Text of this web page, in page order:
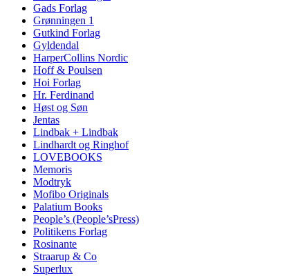
Gads Forlag
Grønningen 1
Gutkind Forlag
Gyldendal
HarperCollins Nordic
Hoff & Poulsen
Hoi Forlag
Hr. Ferdinand
Høst og Søn
Jentas
Lindbak + Lindbak
Lindhardt og Ringhof
LOVEBOOKS
Memoris
Modtryk
Mofibo Originals
Palatium Books
People’s (People’sPress)
Politikens Forlag
Rosinante
Straarup & Co
Superlux